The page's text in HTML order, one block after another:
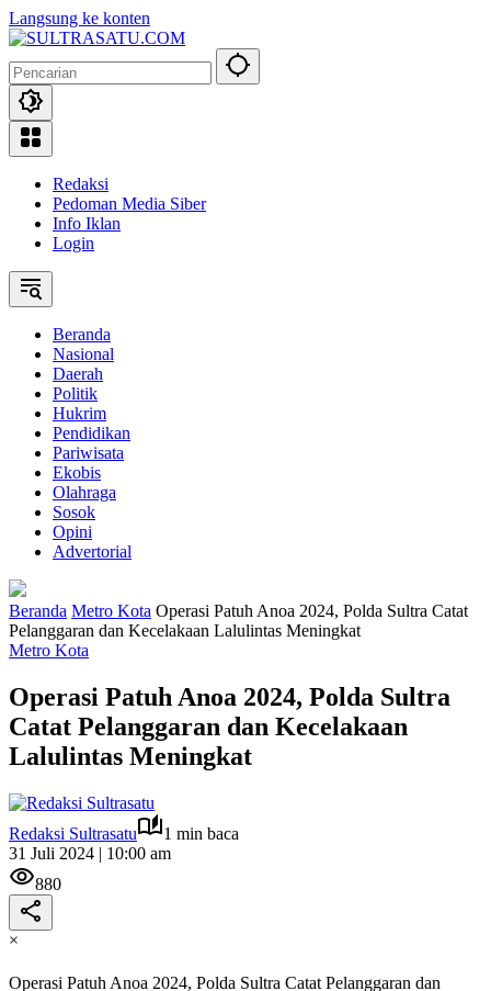
Langsung ke konten
Redaksi
Pedoman Media Siber
Info Iklan
Login
Beranda
Nasional
Daerah
Politik
Hukrim
Pendidikan
Pariwisata
Ekobis
Olahraga
Sosok
Opini
Advertorial
Beranda Metro Kota Operasi Patuh Anoa 2024, Polda Sultra Catat
Pelanggaran dan Kecelakaan Lalulintas Meningkat
Metro Kota
Operasi Patuh Anoa 2024, Polda Sultra
Catat Pelanggaran dan Kecelakaan
Lalulintas Meningkat
Redaksi Sultrasatu
1 min baca
31 Juli 2024 | 10:00 am
880
×
Operasi Patuh Anoa 2024, Polda Sultra Catat Pelanggaran dan